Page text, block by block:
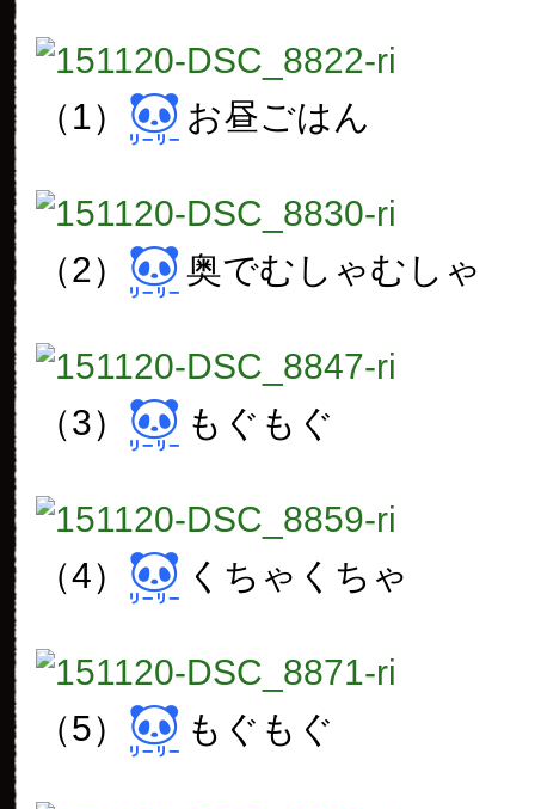
（1） お昼ごはん
（2） 奥でむしゃむしゃ
（3） もぐもぐ
（4） くちゃくちゃ
（5） もぐもぐ